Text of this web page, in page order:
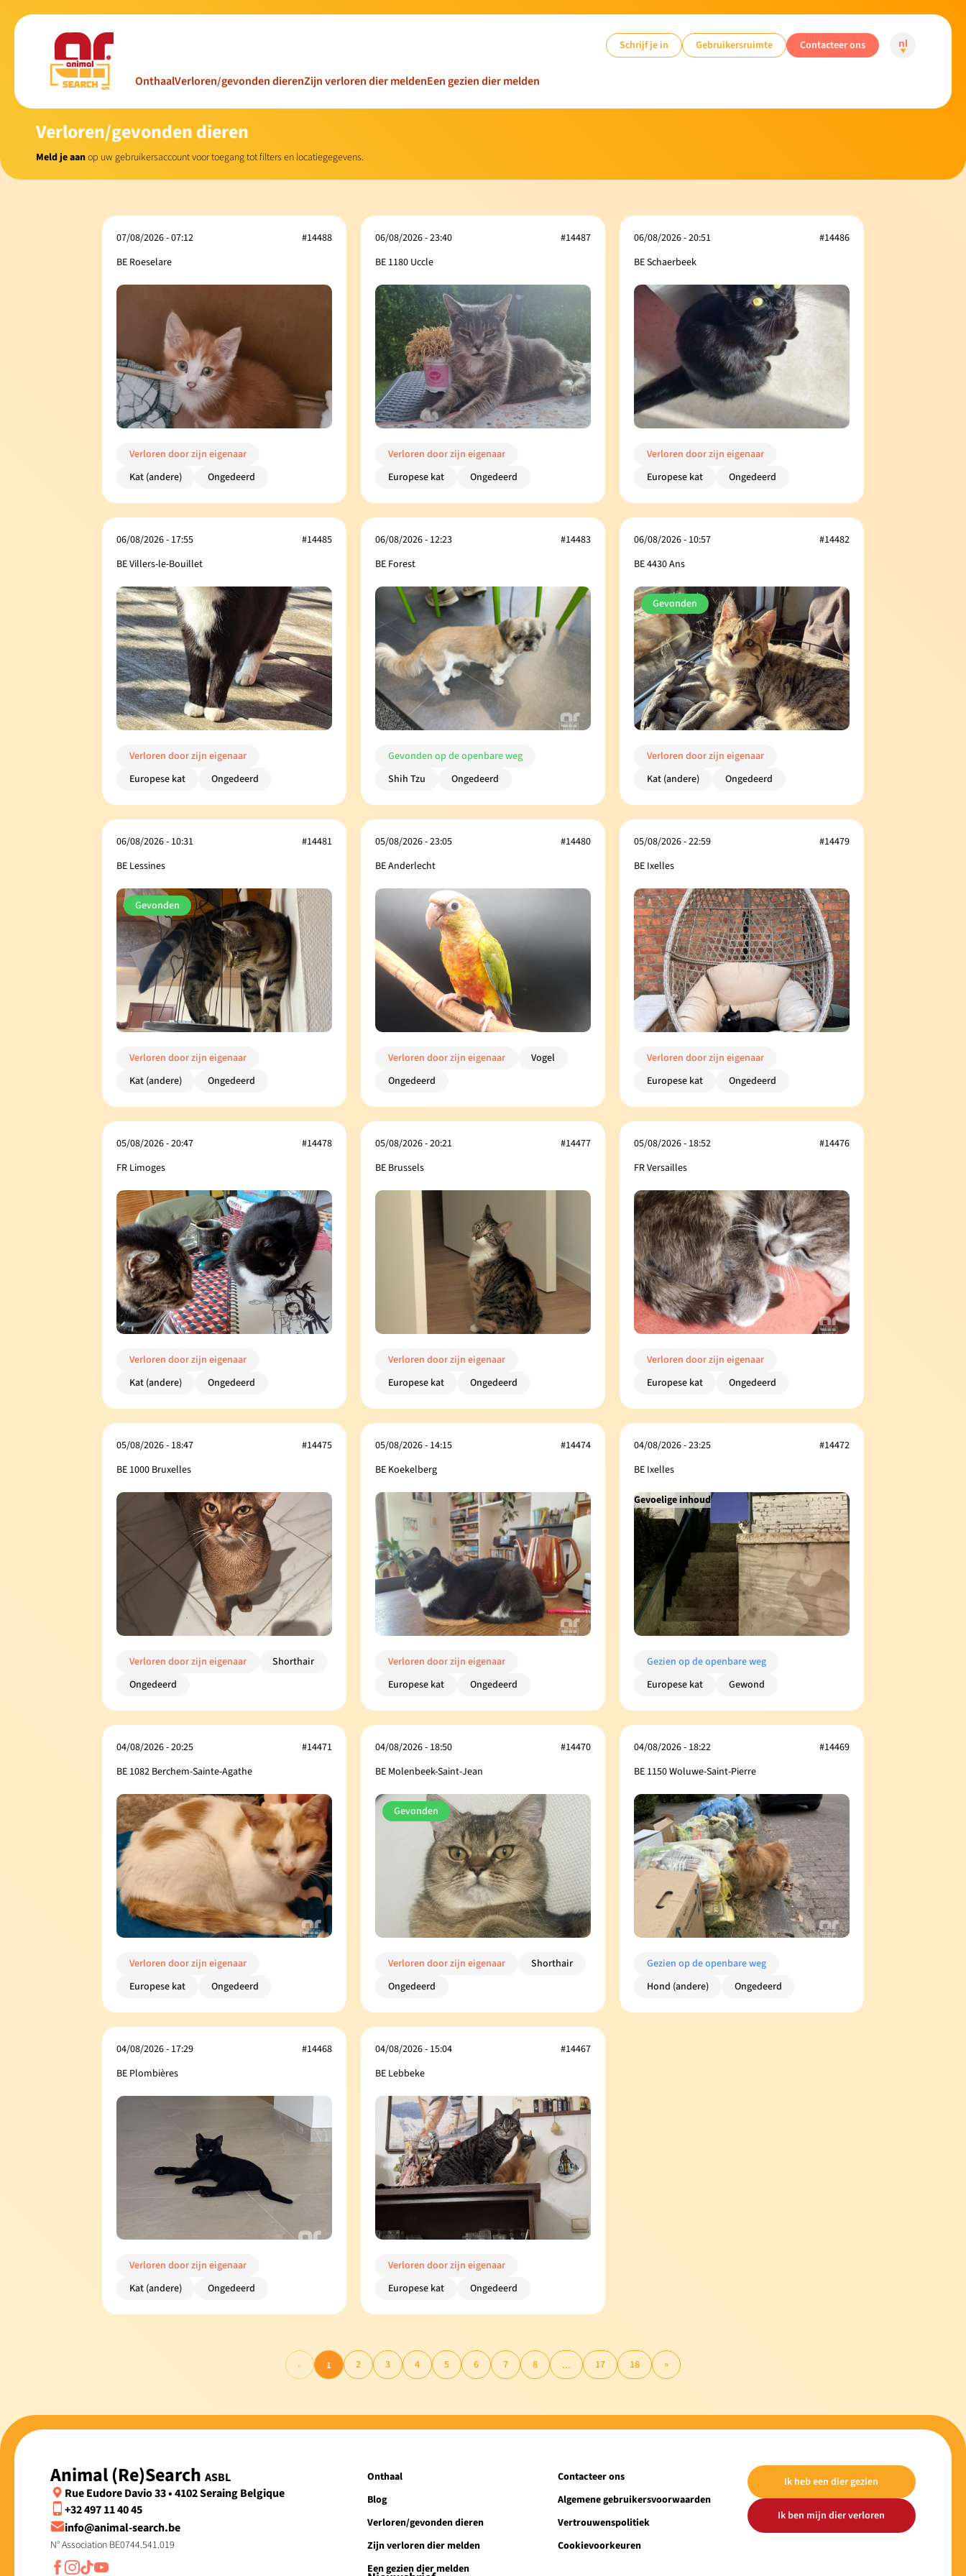
OnthaalVerloren/gevonden dierenZijn verloren dier meldenEen gezien dier melden
Schrijf je in Gebruikersruimte Contacteer ons nl
Verloren/gevonden dieren
Meld je aanop uw gebruikersaccount voor toegang tot filters en locatiegegevens.
07/08/2026 - 07:12
BE Roeselare
#14488
Verloren door zijn eigenaar
Kat (andere)
Ongedeerd
06/08/2026 - 23:40
BE 1180 Uccle
#14487
Verloren door zijn eigenaar
Europese kat
Ongedeerd
06/08/2026 - 20:51
BE Schaerbeek
#14486
Verloren door zijn eigenaar
Europese kat
Ongedeerd
06/08/2026 - 17:55
BE Villers-le-Bouillet
#14485
Verloren door zijn eigenaar
Europese kat
Ongedeerd
06/08/2026 - 12:23
BE Forest
#14483
Gevonden op de openbare weg
Shih Tzu
Ongedeerd
06/08/2026 - 10:57
BE 4430 Ans
#14482
Gevonden
Verloren door zijn eigenaar
Kat (andere)
Ongedeerd
06/08/2026 - 10:31
BE Lessines
#14481
Gevonden
Verloren door zijn eigenaar
Kat (andere)
Ongedeerd
05/08/2026 - 23:05
BE Anderlecht
#14480
Verloren door zijn eigenaar
Vogel
Ongedeerd
05/08/2026 - 22:59
BE Ixelles
#14479
Verloren door zijn eigenaar
Europese kat
Ongedeerd
05/08/2026 - 20:47
FR Limoges
#14478
Verloren door zijn eigenaar
Kat (andere)
Ongedeerd
05/08/2026 - 20:21
BE Brussels
#14477
Verloren door zijn eigenaar
Europese kat
Ongedeerd
05/08/2026 - 18:52
FR Versailles
#14476
Verloren door zijn eigenaar
Europese kat
Ongedeerd
05/08/2026 - 18:47
BE 1000 Bruxelles
#14475
Verloren door zijn eigenaar
Shorthair
Ongedeerd
05/08/2026 - 14:15
BE Koekelberg
#14474
Verloren door zijn eigenaar
Europese kat
Ongedeerd
04/08/2026 - 23:25
BE Ixelles
#14472
Gevoelige inhoud
Gezien op de openbare weg
Europese kat
Gewond
04/08/2026 - 20:25
BE 1082 Berchem-Sainte-Agathe
#14471
Verloren door zijn eigenaar
Europese kat
Ongedeerd
04/08/2026 - 18:50
BE Molenbeek-Saint-Jean
#14470
Gevonden
Verloren door zijn eigenaar
Shorthair
Ongedeerd
04/08/2026 - 18:22
BE 1150 Woluwe-Saint-Pierre
#14469
Gezien op de openbare weg
Hond (andere)
Ongedeerd
04/08/2026 - 17:29
BE Plombières
#14468
Verloren door zijn eigenaar
Kat (andere)
Ongedeerd
04/08/2026 - 15:04
BE Lebbeke
#14467
Verloren door zijn eigenaar
Europese kat
Ongedeerd
« 1 2 3 4 5 6 7 8 ... 17 18 »
Animal (Re)Search ASBL
Rue Eudore Davio 33 • 4102 Seraing Belgique
+32 497 11 40 45
info@animal-search.be
N° Association BE0744.541.019
Onthaal
Blog
Verloren/gevonden dieren
Zijn verloren dier melden
Een gezien dier melden
Contacteer ons
Algemene gebruikersvoorwaarden
Vertrouwenspolitiek
Cookievoorkeuren
Ik heb een dier gezien
Ik ben mijn dier verloren